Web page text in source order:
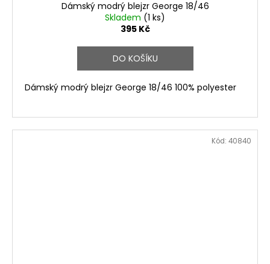
Dámský modrý blejzr George 18/46
Skladem (1 ks)
395 Kč
DO KOŠÍKU
Dámský modrý blejzr George 18/46 100% polyester
Kód: 40840